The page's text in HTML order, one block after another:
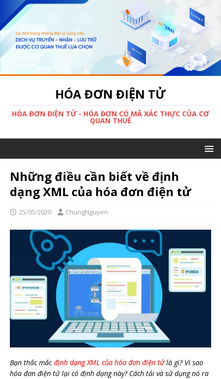
HÓA ĐƠN ĐIỆN TỬ
HÓA ĐƠN ĐIỆN TỬ - HÓA ĐƠN CÓ MÃ XÁC THỰC CỦA CƠ
QUAN THUẾ
Những điều cần biết về định
dạng XML của hóa đơn điện tử
25/05/2020 ChungNguyen
Bạn thắc mắcđịnh dạng XML của hóa đơn điện tử là gì? Vì sao
hóa đơn điện tử lại có định dạng này? Cách tải và sử dụng nó ra